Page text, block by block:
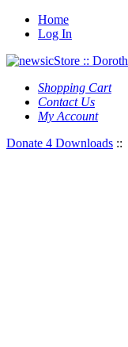
Home
Log In
Shopping Cart
Contact Us
My Account
Donate 4 Downloads ::